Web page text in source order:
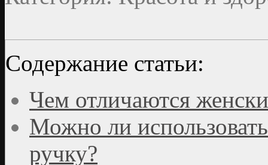
Содержание статьи:
Чем отличаются
Можно ли
ручку?